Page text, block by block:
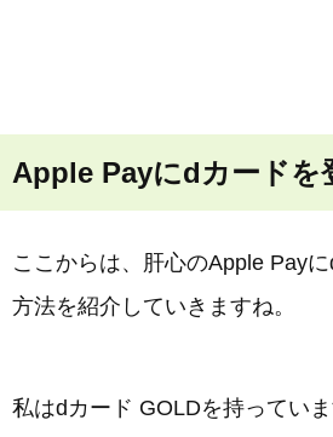
Apple Payにdカードを
ここからは、肝心のApple Pay
方法を紹介していきますね。
私はdカード GOLDを持ってい